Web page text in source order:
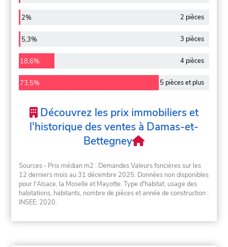
2% 2 pièces
5,3% 3 pièces
18,6% 4 pièces
73,5% 5 pièces et plus
Découvrez les prix immobiliers et
l'historique des ventes à Damas-et-
Bettegney
Sources - Prix médian m2 : Demandes Valeurs foncières sur les
12 derniers mois au 31 décembre 2025. Données non disponibles
pour l'Alsace, la Moselle et Mayotte. Type d'habitat, usage des
habitations, habitants, nombre de pièces et année de construction :
INSEE, 2020.